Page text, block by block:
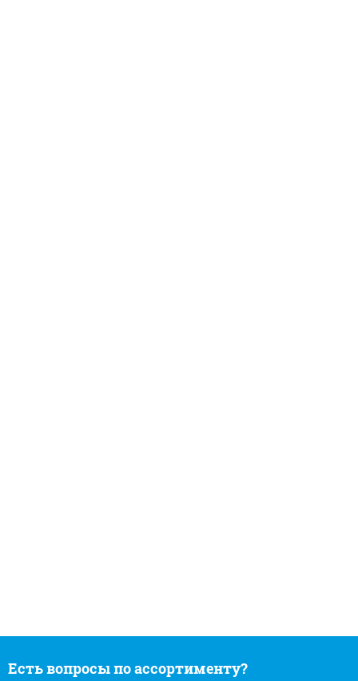
Есть вопросы по ассортименту?